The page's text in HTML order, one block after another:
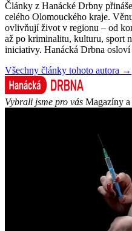
Články z Hanácké Drbny
celého Olomouckého kraje.
ovlivňují život v regionu – od
až po kriminalitu, kulturu, sport
iniciativy. Hanácká Drbna osloví
Všechny články tohoto autora →
Vybrali jsme pro vás Magazíny